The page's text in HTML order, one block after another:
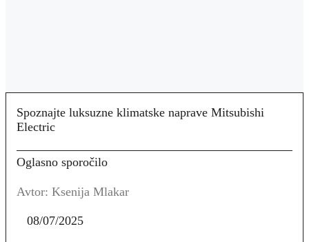
Spoznajte luksuzne klimatske naprave Mitsubishi
Electric
Oglasno sporočilo
Avtor: Ksenija Mlakar
08/07/2025